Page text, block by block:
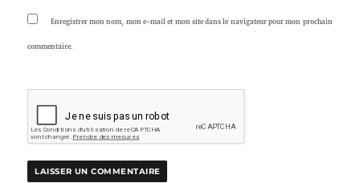
Enregistrer mon nom, mon e-mail et mon site dans le navigateur pour mon prochain
commentaire.